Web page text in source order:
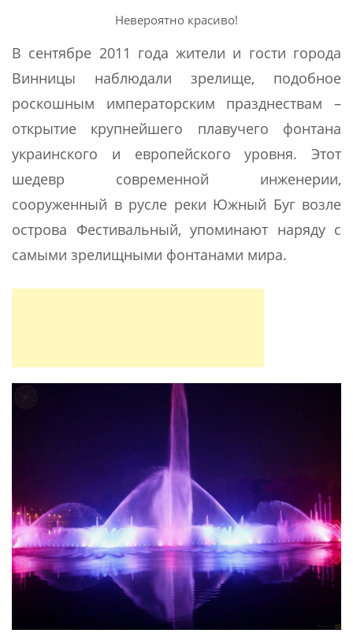
Невероятно красиво!
В сентябре 2011 года жители и гости города
Винницы наблюдали зрелище, подобное
роскошным императорским празднествам –
открытие крупнейшего плавучего фонтана
украинского и европейского уровня. Этот
шедевр современной инженерии,
сооруженный в русле реки Южный Буг возле
острова Фестивальный, упоминают наряду с
самыми зрелищными фонтанами мира.